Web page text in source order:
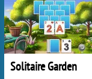
Solitaire Garden